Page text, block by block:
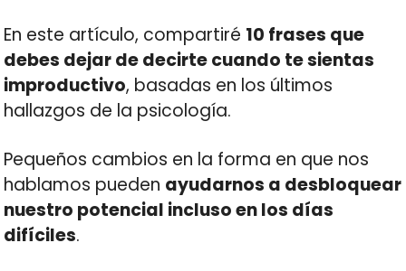
En este artículo, compartiré 10 frases que
debes dejar de decirte cuando te sientas
improductivo, basadas en los últimos
hallazgos de la psicología.
Pequeños cambios en la forma en que nos
hablamos pueden ayudarnos a desbloquear
nuestro potencial incluso en los días
difíciles.